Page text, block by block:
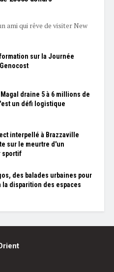
ami qui rêve de visiter New
sur la Journée
draine 5 à 6 millions de
un défi logistique
interpellé à Brazzaville
sur le meurtre d'un
sportif
des balades urbaines pour
disparition des espaces